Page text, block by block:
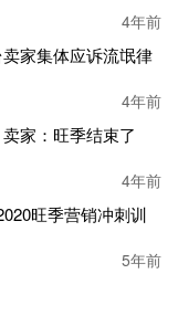
交就开始购买圣
售出了3万棵圣诞
4年前
家集体应诉流氓律
4年前
家：旺季结束了
4年前
旺季营销冲刺训
5年前